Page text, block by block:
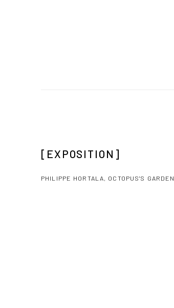
[EXPOSITION]
PHILIPPE HORTALA, OCTOPUS'S GARDEN